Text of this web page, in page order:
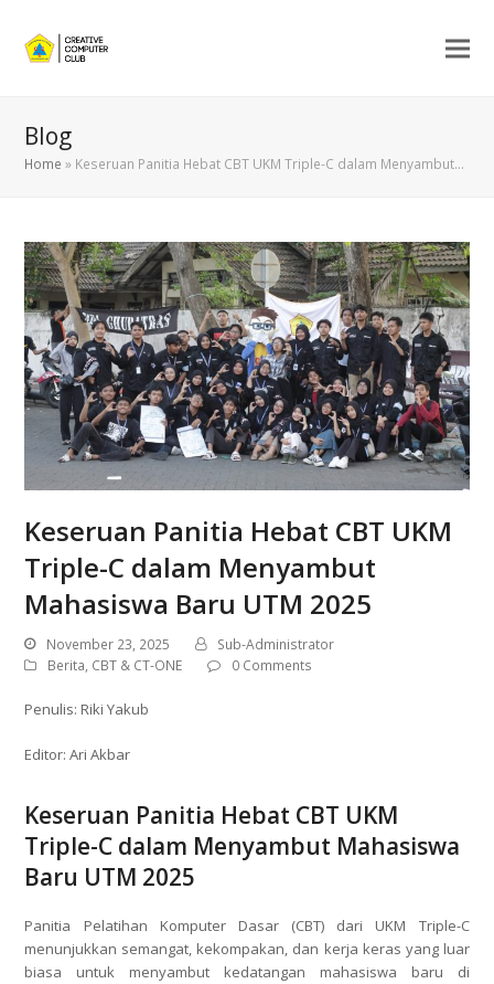
Blog
Home » Keseruan Panitia Hebat CBT UKM Triple-C dalam Menyambut…
Keseruan Panitia Hebat CBT UKM
Triple-C dalam Menyambut
Mahasiswa Baru UTM 2025
November 23, 2025
Sub-Administrator
Berita, CBT & CT-ONE 0 Comments
Penulis: Riki Yakub
Editor: Ari Akbar
Keseruan Panitia Hebat CBT UKM
Triple-C dalam Menyambut Mahasiswa
Baru UTM 2025
Panitia Pelatihan Komputer Dasar (CBT) dari UKM Triple-C
menunjukkan semangat, kekompakan, dan kerja keras yang luar
biasa untuk menyambut kedatangan mahasiswa baru di